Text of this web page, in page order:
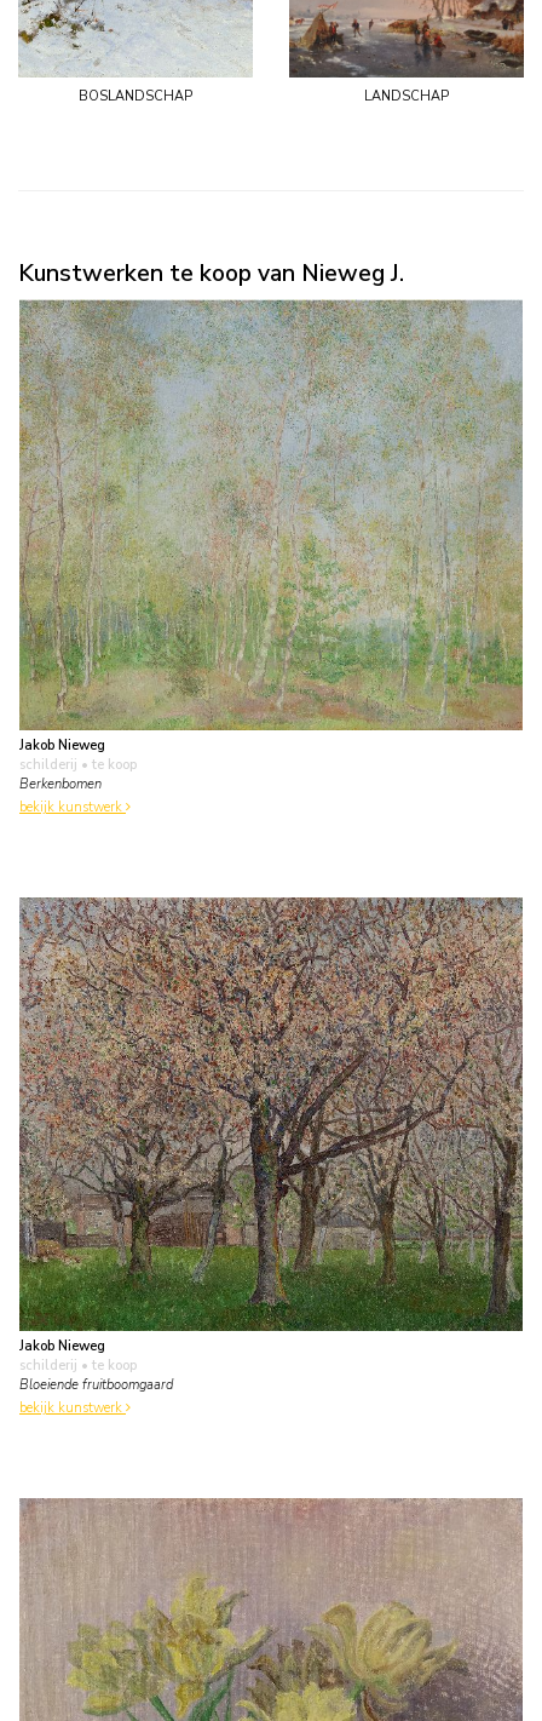
boslandschap landschap
Kunstwerken te koop van Nieweg J.
Jakob Nieweg
schilderij • te koop
Berkenbomen
bekijk kunstwerk
Jakob Nieweg
schilderij • te koop
Bloeiende fruitboomgaard
bekijk kunstwerk